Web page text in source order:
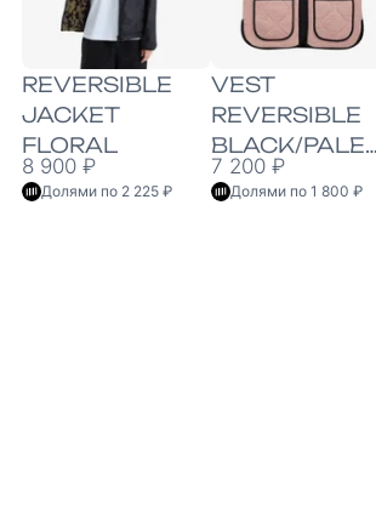
REVERSIBLE
JACKET
FLORAL
8 900 ₽
Долями по 2 225 ₽
VEST
REVERSIBLE
BLACK/PALE
PINK
7 200 ₽
Долями по 1 800 ₽